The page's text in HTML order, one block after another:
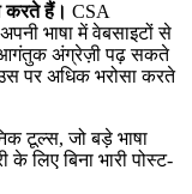
करते हैं। CSA
भाषा में वेबसाइटों से
आगंतुक अंग्रेज़ी पढ़ सकते
पर अधिक भरोसा करते
टूल्स, जो बड़े भाषा
के लिए बिना भारी पोस्ट-